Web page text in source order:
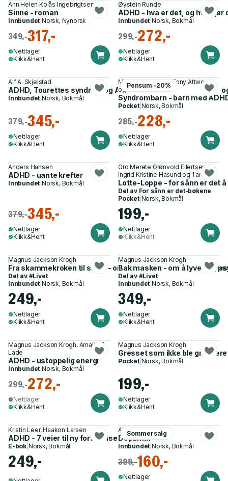
Ann Helen Kolås Ingebrigtsen
Sinne - roman
Innbundet |Norsk, Nynorsk
349,-317,-
Nettlager
Klikk&Hent
Øystein Runde
ADHD - hva er det, og hva gjør
Innbundet |Norsk, Bokmål
299,-272,-
Nettlager
Klikk&Hent
Alf A. Skjelstad
ADHD, Tourettes syndrom og Aspergers syndrom - årsaker
Innbundet |Norsk, Bokmål
379,-345,-
Nettlager
Klikk&Hent
Pensum -20%
Martin L. Kutscher, Tony Attwood
og 1 annen
Syndrombarn - barn med
Pocket| Norsk, Bokmål
285,-228,-
Nettlager
Klikk&Hent
Anders Hansen
ADHD - uante krefter
Innbundet |Norsk, Bokmål
379,-345,-
Nettlager
Klikk&Hent
Gro Merete Grønvold Eilertsen,
Ingrid Kristine Hasund og 1 annen
Lotte-Loppe - for sånn er det å
Del av For sånn er det-bøkene
Pocket| Norsk, Bokmål
199,-
Nettlager
Klikk&Hent
Magnus Jackson Krogh
Fra skammekroken til skam - om å vokse opp som
Del av #Livet
Innbundet |Norsk, Bokmål
249,-
Nettlager
Klikk&Hent
Magnus Jackson Krogh
Bak masken - om å lyve seg
Del av #Livet
Innbundet |Norsk, Bokmål
349,-
Nettlager
Klikk&Hent
Magnus Jackson Krogh, Amalie Z.
Lade
ADHD - ustoppelig energi
Innbundet |Norsk, Bokmål
299,-272,-
Nettlager
Klikk&Hent
Magnus Jackson Krogh
Gresset som ikke ble
Pocket| Norsk, Bokmål
199,-
Nettlager
Klikk&Hent
Kristin Leer, Haakon Larsen
ADHD - 7 veier til ny forståelse
E-bok Norsk, Bokmål
249,-
Sommersalg
Alexander Fallo
Dopamin
Innbundet |Norsk, Bokmål
399,-160,-
Nettlager